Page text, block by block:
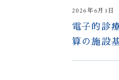
2026年6月1日
電子的診
算の施設